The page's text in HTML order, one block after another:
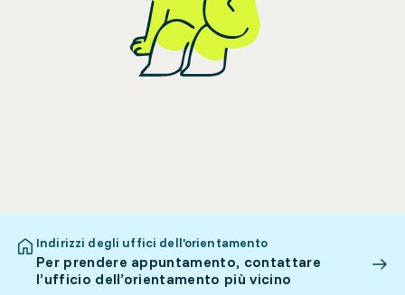
Indirizzi degli uffici dell’orientamento
Per prendere appuntamento, contattare
l’ufficio dell’orientamento più vicino